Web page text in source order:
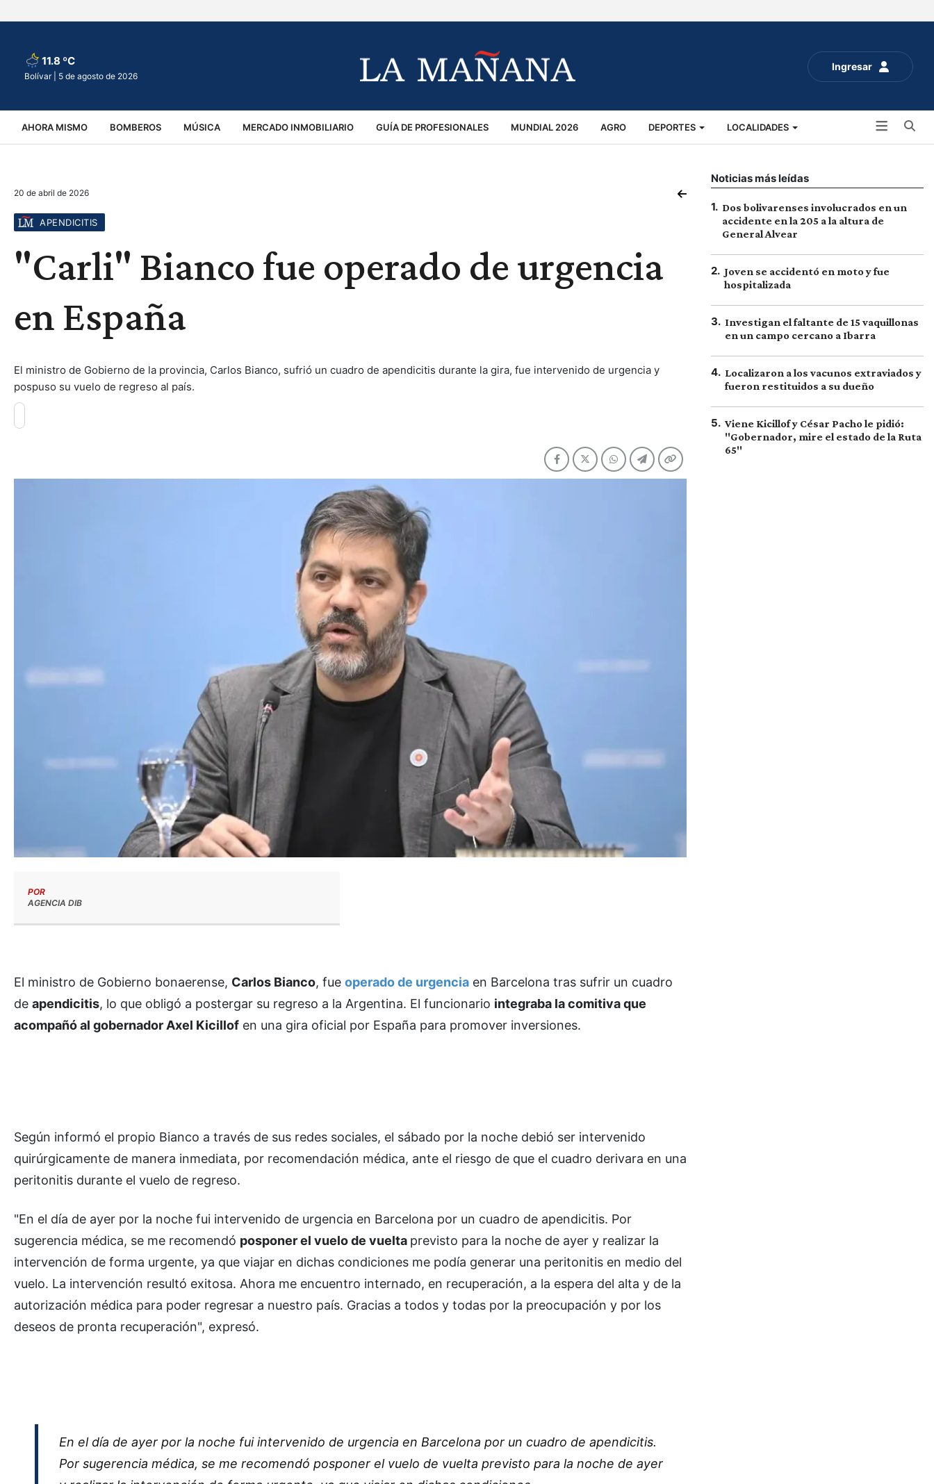
Ingresar
11.8 ºC
Bolívar | 5 de agosto de 2026
AHORA MISMO BOMBEROS MÚSICA MERCADO INMOBILIARIO GUÍA DE PROFESIONALES MUNDIAL 2026 AGRO DEPORTES LOCALIDADES
VIRALES ACCIDENTES
20 de abril de 2026
APENDICITIS
"Carli" Bianco fue operado de urgencia
en España
El ministro de Gobierno de la provincia, Carlos Bianco, sufrió un cuadro de apendicitis durante la gira, fue intervenido de urgencia y
pospuso su vuelo de regreso al país.
POR
AGENCIA DIB
El ministro de Gobierno bonaerense, Carlos Bianco, fue operado de urgencia en Barcelona tras sufrir un cuadro
de apendicitis, lo que obligó a postergar su regreso a la Argentina. El funcionario integraba la comitiva que
acompañó al gobernador Axel Kicillof en una gira oficial por España para promover inversiones.
Según informó el propio Bianco a través de sus redes sociales, el sábado por la noche debió ser intervenido
quirúrgicamente de manera inmediata, por recomendación médica, ante el riesgo de que el cuadro derivara en una
peritonitis durante el vuelo de regreso.
"En el día de ayer por la noche fui intervenido de urgencia en Barcelona por un cuadro de apendicitis. Por
sugerencia médica, se me recomendó posponer el vuelo de vuelta previsto para la noche de ayer y realizar la
intervención de forma urgente, ya que viajar en dichas condiciones me podía generar una peritonitis en medio del
vuelo. La intervención resultó exitosa. Ahora me encuentro internado, en recuperación, a la espera del alta y de la
autorización médica para poder regresar a nuestro país. Gracias a todos y todas por la preocupación y por los
deseos de pronta recuperación", expresó.
En el día de ayer por la noche fui intervenido de urgencia en Barcelona por un cuadro de apendicitis.
Por sugerencia médica, se me recomendó posponer el vuelo de vuelta previsto para la noche de ayer
Noticias más leídas
1. Dos bolivarenses involucrados en un
accidente en la 205 a la altura de
General Alvear
2. Joven se accidentó en moto y fue
hospitalizada
3. Investigan el faltante de 15 vaquillonas
en un campo cercano a Ibarra
4. Localizaron a los vacunos extraviados y
fueron restituidos a su dueño
5. Viene Kicillof y César Pacho le pidió:
"Gobernador, mire el estado de la Ruta
65"